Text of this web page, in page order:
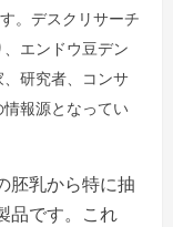
。デスクリサーチ
エンドウ豆デン
研究者、コンサ
報源となってい
胚乳から特に抽
品です。これ